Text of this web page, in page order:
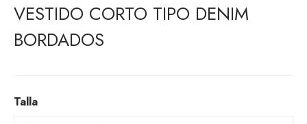
VESTIDO CORTO TIPO DENIM
BORDADOS
Talla